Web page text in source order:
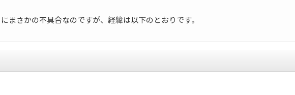
まさかの不具合なのですが、経緯は以下のとおりです。